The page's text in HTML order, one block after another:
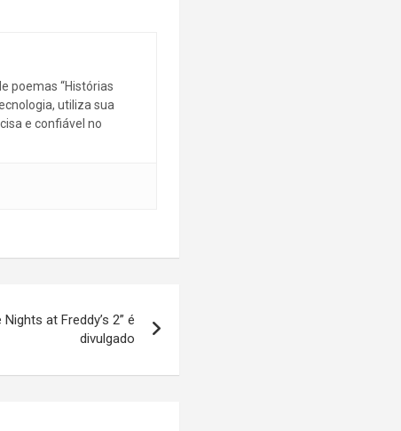
poemas “Histórias
utiliza sua
e confiável no
at Freddy’s 2” é
divulgado